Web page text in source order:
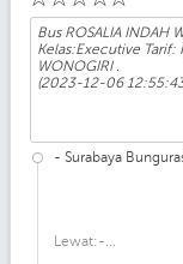
Bus ROSALIA INDAH
Kelas:Executive Tarif:
WONOGIRI .
(2023-12-06
- Surabaya
Lewat:-...